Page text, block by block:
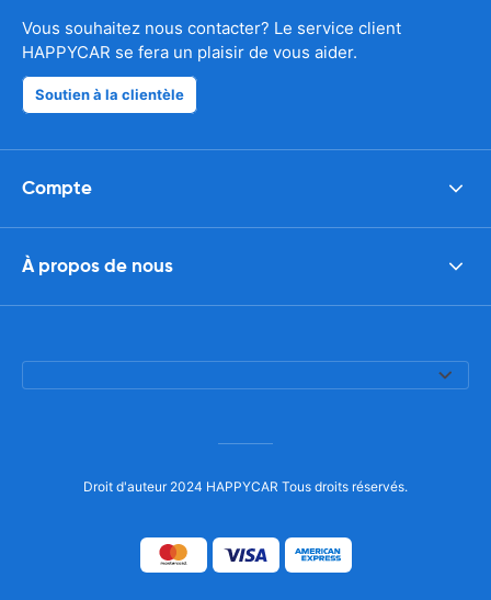
Vous souhaitez nous contacter? Le service client
HAPPYCAR se fera un plaisir de vous aider.
Soutien à la clientèle
Compte
À propos de nous
Droit d'auteur 2024 HAPPYCAR Tous droits réservés.